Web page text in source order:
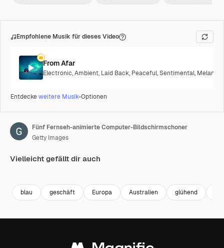
Empfohlene Musik für dieses Video
From Afar
Electronic,Ambient, Laid Back, Peaceful,Sentimental,
Entdeckeweitere Musik-Optionen
Fünf Fernseh-animierte Computer-Bildschirmschoner
Getty Images
Vielleicht gefällt dir auch
blau geschäft Europa Australien glühend